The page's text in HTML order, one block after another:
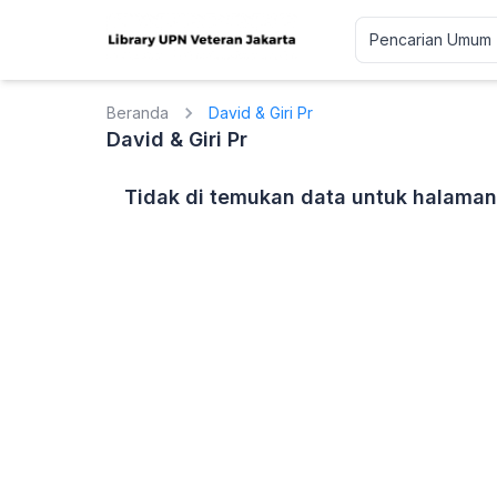
Beranda David & Giri Pr
David & Giri Pr
Tidak di temukan data untuk